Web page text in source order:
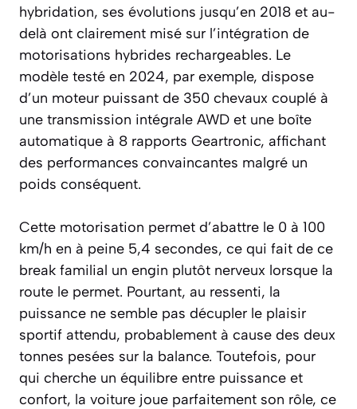
hybridation, ses évolutions jusqu’en 2018 et au-
delà ont clairement misé sur l’intégration de
motorisations hybrides rechargeables. Le
modèle testé en 2024, par exemple, dispose
d’un moteur puissant de 350 chevaux couplé à
une transmission intégrale AWD et une boîte
automatique à 8 rapports Geartronic, affichant
des performances convaincantes malgré un
poids conséquent.
Cette motorisation permet d’abattre le 0 à 100
km/h en à peine 5,4 secondes, ce qui fait de ce
break familial un engin plutôt nerveux lorsque la
route le permet. Pourtant, au ressenti, la
puissance ne semble pas décupler le plaisir
sportif attendu, probablement à cause des deux
tonnes pesées sur la balance. Toutefois, pour
qui cherche un équilibre entre puissance et
confort, la voiture joue parfaitement son rôle, ce